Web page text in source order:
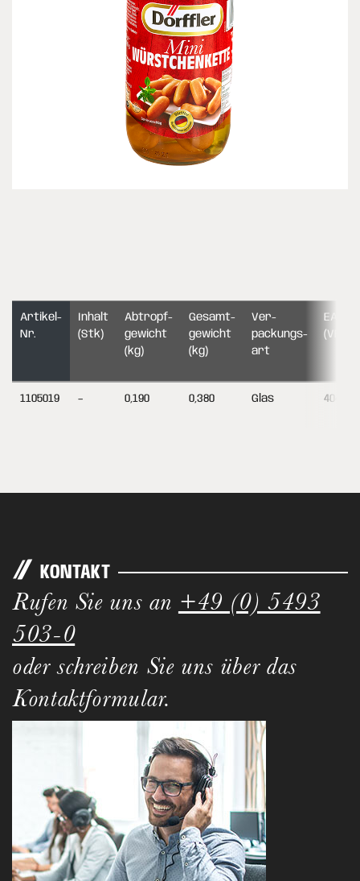
Artikel-
Nr.
Inhalt
(Stk)
Abtropf­
gewicht
(kg)
Gesamt­
gewicht
(kg)
Ver­
packungs­
art
EAN-
(VE)
1105019 – 0,190 0,380 Glas
KONTAKT
Rufen Sie uns an +49 (0) 5493
503-0
oder schreiben Sie uns über das
Kontaktformular.